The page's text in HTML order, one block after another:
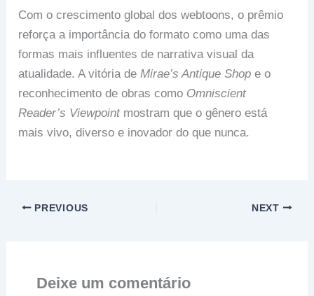
Com o crescimento global dos webtoons, o prêmio
reforça a importância do formato como uma das
formas mais influentes de narrativa visual da
atualidade. A vitória deMirae’s Antique Shop e o
reconhecimento de obras como Omniscient
Reader’s Viewpointmostram que o gênero está
mais vivo, diverso e inovador do que nunca.
PREVIOUS NEXT
Deixe um comentário